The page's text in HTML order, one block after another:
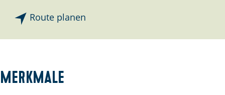
Route planen
Merkmale